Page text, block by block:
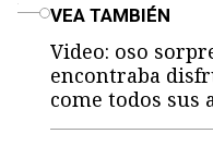
VEA TAMBIÉN
Video: oso
encontraba
come todos sus